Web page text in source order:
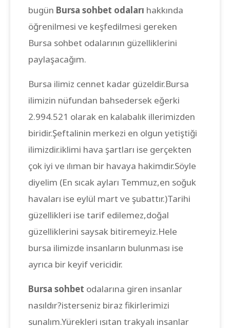
bugün Bursa sohbet odaları hakkında
öğrenilmesi ve keşfedilmesi gereken
Bursa sohbet odalarının güzelliklerini
paylaşacağım.
Bursa ilimiz cennet kadar güzeldir.Bursa
ilimizin nüfundan bahsedersek eğerki
2.994.521 olarak en kalabalık illerimizden
biridir.Şeftalinin merkezi en olgun yetiştiği
ilimizdir.iklimi hava şartları ise gerçekten
çok iyi ve ılıman bir havaya hakimdir.Söyle
diyelim (En sıcak ayları Temmuz,en soğuk
havaları ise eylül mart ve şubattır.)Tarihi
güzellikleri ise tarif edilemez,doğal
güzelliklerini saysak bitiremeyiz.Hele
bursa ilimizde insanların bulunması ise
ayrıca bir keyif vericidir.
Bursa sohbet odalarına giren insanlar
nasıldır?isterseniz biraz fikirlerimizi
sunalım.Yürekleri ısıtan trakyalı insanlar